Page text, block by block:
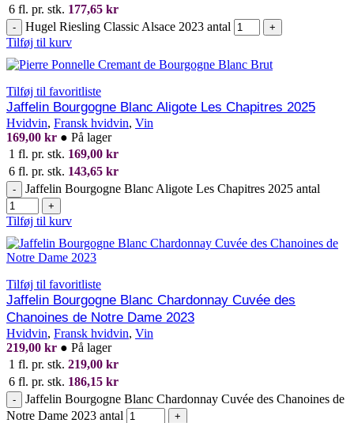
6 fl. pr. stk. 177,65 kr
- Hugel Riesling Classic Alsace 2023 antal +
Tilføj til kurv
Tilføj til favoritliste
Jaffelin Bourgogne Blanc Aligote Les Chapitres 2025
Hvidvin, Fransk hvidvin, Vin
169,00 kr ● På lager
1 fl. pr. stk. 169,00 kr
6 fl. pr. stk. 143,65 kr
- Jaffelin Bourgogne Blanc Aligote Les Chapitres 2025 antal
+
Tilføj til kurv
Tilføj til favoritliste
Jaffelin Bourgogne Blanc Chardonnay Cuvée des
Chanoines de Notre Dame 2023
Hvidvin, Fransk hvidvin, Vin
219,00 kr ● På lager
1 fl. pr. stk. 219,00 kr
6 fl. pr. stk. 186,15 kr
-
Jaffelin Bourgogne Blanc Chardonnay Cuvée des Chanoines de
Notre Dame 2023 antal
+